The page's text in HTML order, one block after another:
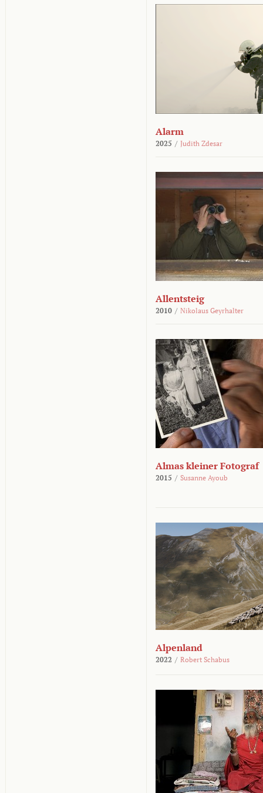
Alarm
2025 / Judith Zdesar
Allentsteig
2010 / Nikolaus Geyrhalter
Almas kleiner Fotograf
2015 / Susanne Ayoub
Alpenland
2022 / Robert Schabus